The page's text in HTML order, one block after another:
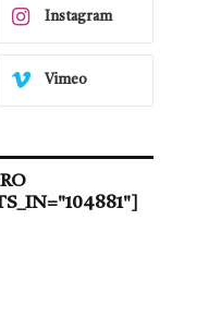
Instagram
Vimeo